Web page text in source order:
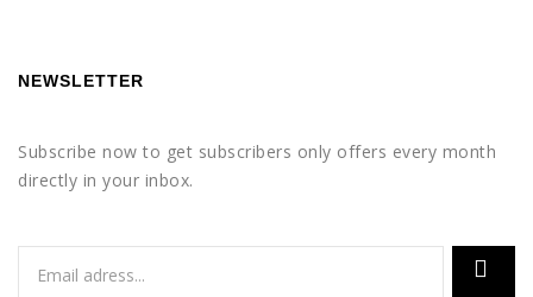
NEWSLETTER
Subscribe now to get subscribers only offers every month
directly in your inbox.